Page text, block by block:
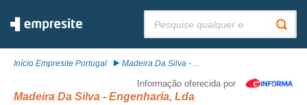
Início Empresite Portugal Madeira Da Silva - ...
Informação oferecida por
Madeira Da Silva - Engenharia, Lda